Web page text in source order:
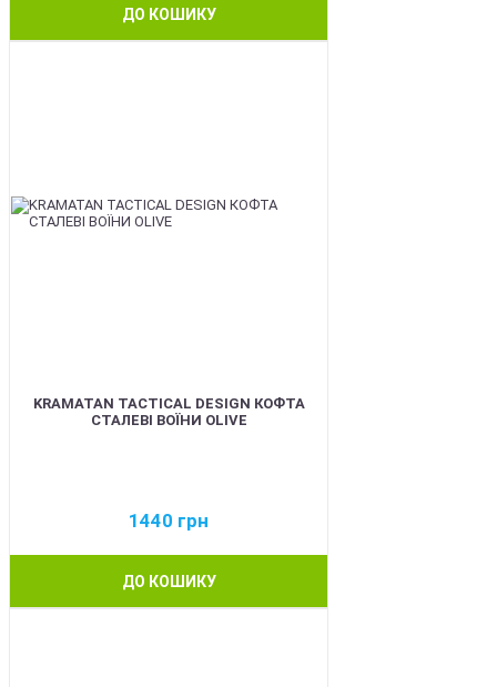
ДО КОШИКУ
KRAMATAN TACTICAL DESIGN КОФТА
СТАЛЕВІ ВОЇНИ OLIVE
1440 грн
ДО КОШИКУ